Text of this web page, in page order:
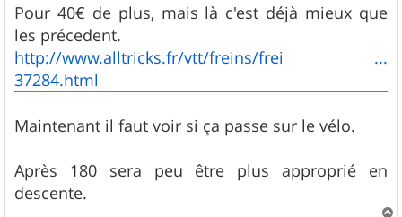
Pour 40€ de plus, mais là c'est déjà mieux que
les précedent.
http://www.alltricks.fr/vtt/freins/frei ...
37284.html
Maintenant il faut voir si ça passe sur le vélo.
Après 180 sera peu être plus approprié en
descente.